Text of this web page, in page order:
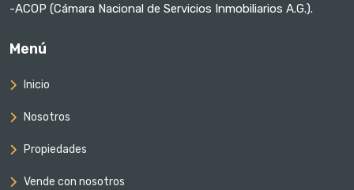
-ACOP (Cámara Nacional de Servicios Inmobiliarios A.G.).
Menú
Inicio
Nosotros
Propiedades
Vende con nosotros